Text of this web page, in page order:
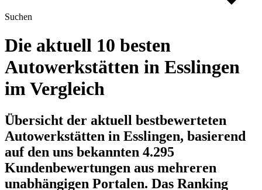
Suchen
Die aktuell 10 besten
Autowerkstätten in Esslingen
im Vergleich
Übersicht der aktuell bestbewerteten
Autowerkstätten in Esslingen, basierend
auf den uns bekannten 4.295
Kundenbewertungen aus mehreren
unabhängigen Portalen. Das Ranking